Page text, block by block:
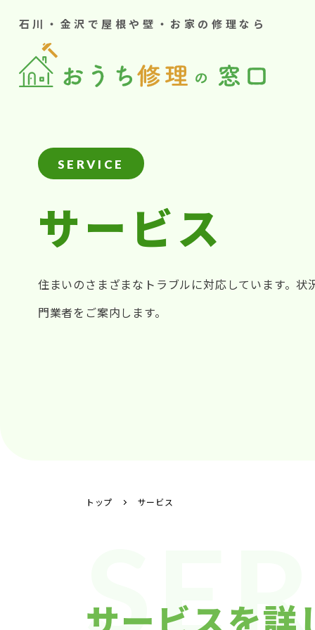
石川・金沢で屋根や壁・お家の修理なら
SERVICE
サービス
住まいのさまざまなトラブルに対応しています。状
門業者をご案内します。
トップ サービス
サービスを詳